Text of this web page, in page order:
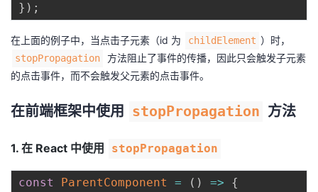
} ) ;
在上面的例子中，当点击子元素（id 为 childElement ）时，
stopPropagation
方法阻止了事件的传播，因此只会触发子元素
的点击事件，而不会触发父元素的点击事件。
在前端框架中使用 stopPropagation 方法
1. 在 React 中使用 stopPropagation
const ParentComponent = ( ) =>
{